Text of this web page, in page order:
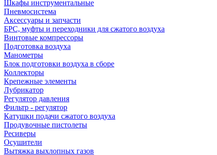
Шкафы инструментальные
Пневмосистема
Аксессуары и запчасти
БРС, муфты и переходники для сжатого воздуха
Винтовые компрессоры
Подготовка воздуха
Манометры
Блок подготовки воздуха в сборе
Коллекторы
Крепежные элементы
Лубрикатор
Регулятор давления
Фильтр - регулятор
Катушки подачи сжатого воздуха
Продувочные пистолеты
Ресиверы
Осушители
Вытяжка выхлопных газов